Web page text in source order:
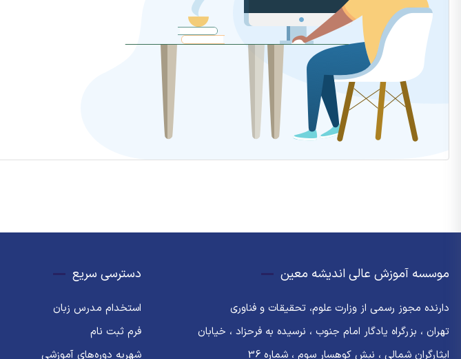
موسسه آموزش عالی اندیشه معین
دارنده مجوز رسمی از وزارت علوم، تحقیقات و فناوری
تهران ، بزرگراه یادگار امام جنوب ، نرسیده به فرحزاد ، خیابان
ایثارگران شمالی ، نبش کوهسار سوم ، شماره 36
دسترسی سریع
استخدام مدرس زبان
فرم ثبت نام
شهریه دوره‌های آموزشی